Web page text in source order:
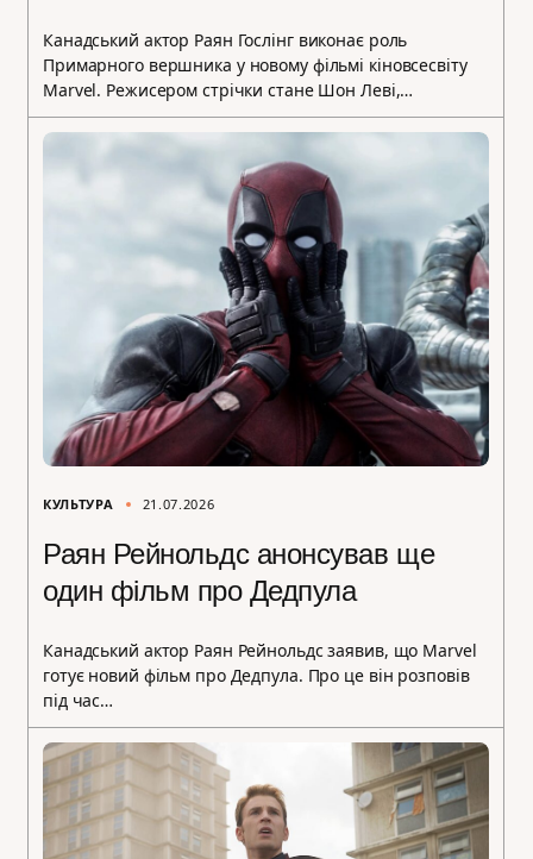
Канадський актор Раян Гослінг виконає роль
Примарного вершника у новому фільмі кіновсесвіту
Marvel. Режисером стрічки стане Шон Леві,…
КУЛЬТУРА 21.07.2026
Раян Рейнольдс анонсував ще
один фільм про Дедпула
Канадський актор Раян Рейнольдс заявив, що Marvel
готує новий фільм про Дедпула. Про це він розповів
під час…